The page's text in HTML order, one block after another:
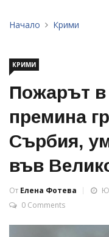
Начало Крими
КРИМИ
Пожарът
премина
Сърбия,
във
От Елена Фотева
0 Comments